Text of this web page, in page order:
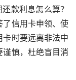
款利息怎么算？
了信用卡申领、使
时要远离非法中
慎，杜绝盲目消